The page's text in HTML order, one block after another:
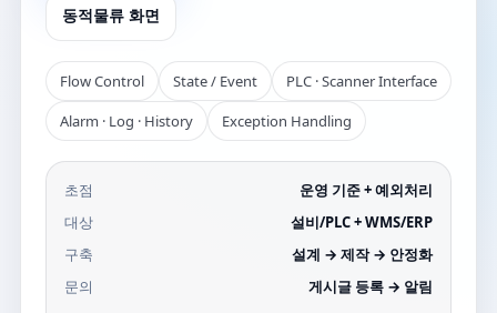
동적물류 화면
Flow Control State / Event
PLC · Scanner Interface
Alarm · Log · History
Exception Handling
초점
운영 기준 + 예외처리
대상
설비/PLC + WMS/ERP
구축
설계 → 제작 → 안정화
문의
게시글 등록 → 알림